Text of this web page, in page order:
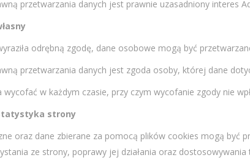
przetwarzania danych jest prawnie uzasadniony interes
odrębną zgodę, dane osobowe mogą być
przetwarzania danych jest zgoda osoby, której dane
wycofać w każdym czasie, przy czym wycofanie zgody nie
strony
oraz dane zbierane za pomocą plików cookies mogą być
ze strony, poprawy jej działania oraz